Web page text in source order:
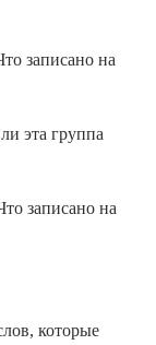
записано на
эта группа
записано на
которые